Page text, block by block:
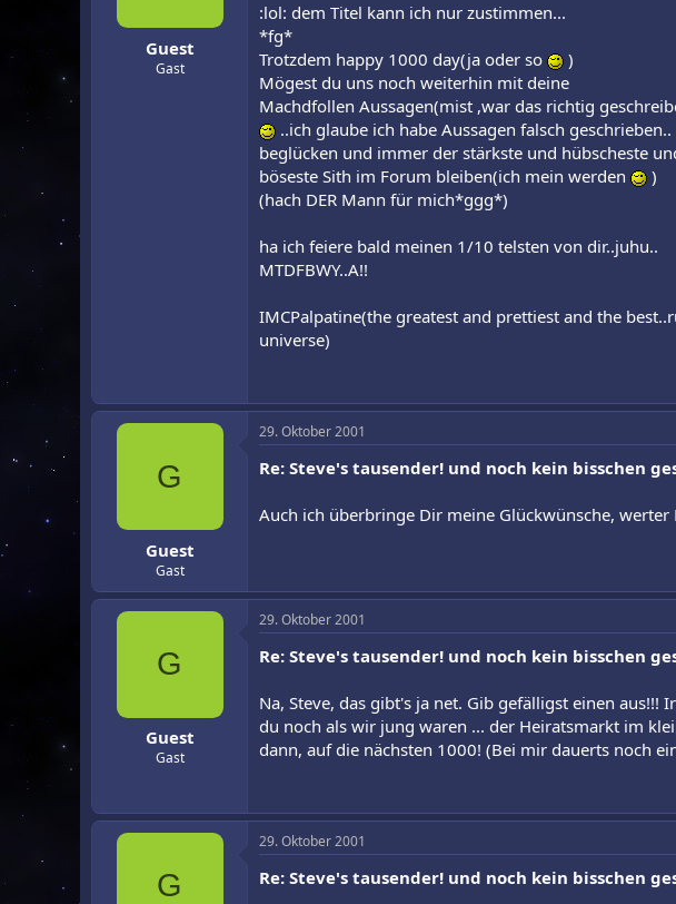
Guest
Gast
:lol: dem Titel kann ich nur zustimmen...
*fg*
Trotzdem happy 1000 day(ja oder so
)
Mögest du uns noch weiterhin mit deine
Machdfollen Aussagen(mist ,war das richtig
..ich glaube ich habe Aussagen falsch geschrieben..
beglücken und immer der stärkste und hübscheste
böseste Sith im Forum bleiben(ich mein werden
)
(hach DER Mann für mich*ggg*)
ha ich feiere bald meinen 1/10 telsten von dir..juhu..
MTDFBWY..A!!
IMCPalpatine(the greatest and prettiest and the
universe)
G
Guest
Gast
29. Oktober 2001
Re: Steve's tausender! und noch kein bisschen
Auch ich überbringe Dir meine Glückwünsche, werter
G
Guest
Gast
29. Oktober 2001
Re: Steve's tausender! und noch kein bisschen
Na, Steve, das gibt's ja net. Gib gefälligst einen aus!!!
du noch als wir jung waren ... der Heiratsmarkt im
dann, auf die nächsten 1000! (Bei mir dauerts noch
G
29. Oktober 2001
Re: Steve's tausender! und noch kein bisschen